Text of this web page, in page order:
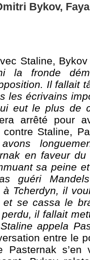
Bykov,
Staline,
la fronde
Il fallait
les écrivains
eut le plus de
arrêté pour
Staline,
en faveur
sa peine
guéri
Tcherdyn, il
et se cassa le
il fallait
appela
entre le
Pasternak